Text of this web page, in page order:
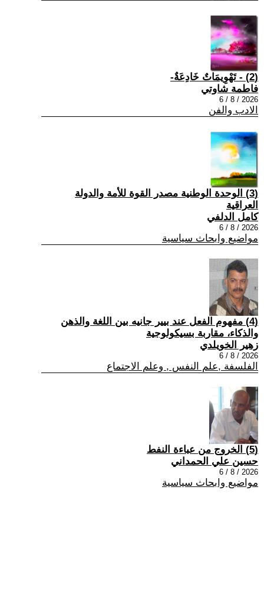
(2) - تَهْوِيمَاتٌ خَادِعَةٌ-
فاطمة شاوتي
2026 / 8 / 6
الادب والفن
(3) الوحدة الوطنية مصدر القوة للأمة والدولة
العراقية
كامل الدلفي
2026 / 8 / 6
مواضيع وابحاث سياسية
(4) مفهوم الفعل عند بيير جانيه بين اللغة والذهن
والذكاء، مقاربة بسيكولوجية
زهير الخويلدي
2026 / 8 / 6
الفلسفة ,علم النفس , وعلم الاجتماع
(5) الخروج من عباءة النفط
حسين علي الحمداني
2026 / 8 / 6
مواضيع وابحاث سياسية